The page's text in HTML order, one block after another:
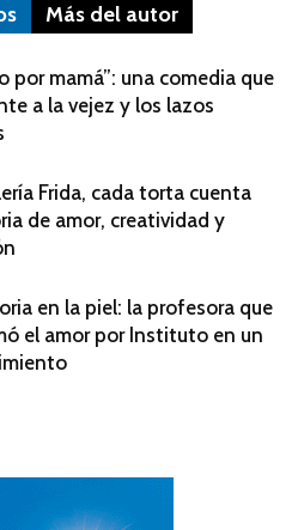
Más del autor
por mamá”: una comedia que
a la vejez y los lazos
Frida, cada torta cuenta
de amor, creatividad y
en la piel: la profesora que
el amor por Instituto en un